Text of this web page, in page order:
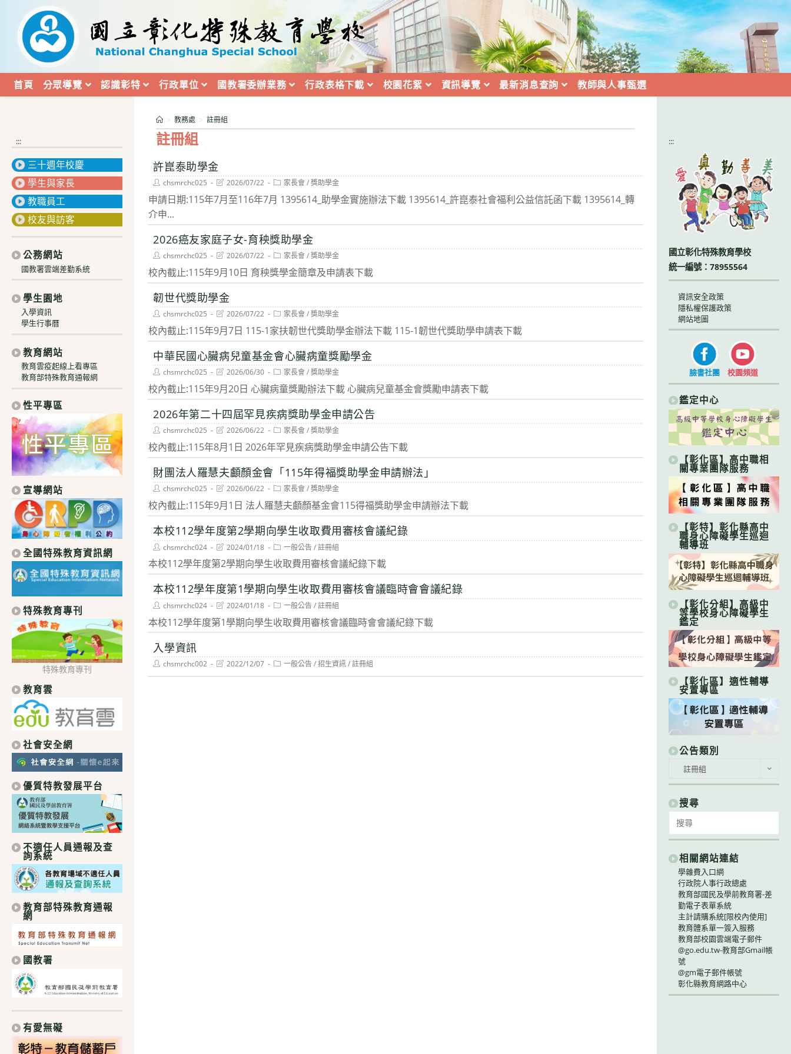
內
首頁 分眾導覽 認識彰特 行政單位 國教署委辦業務 行政表格下載 校園花絮 資訊導覽 最新消息查詢 教師與人事甄選
註冊組
> 教務處 > 註冊組
許崑泰助學金
Postchsmrchc025
Post
modified:
2026/07/22
Post家長會 / 獎助學金
申請日期:115年7月至116年7月 1395614_助學金實施辦法下載 1395614_許崑泰社會福利公益信託函下載 1395614_轉
介申...
2026癌友家庭子女-育秧獎助學金
Postchsmrchc025
Post
modified:
2026/07/22
Post家長會 / 獎助學金
校內截止:115年9月10日 育秧獎學金簡章及申請表下載
韌世代獎助學金
Postchsmrchc025
Post
modified:
2026/07/22
Post家長會 / 獎助學金
校內截止:115年9月7日 115-1家扶韌世代獎助學金辦法下載 115-1韌世代獎助學申請表下載
中華民國心臟病兒童基金會心臟病童獎勵學金
Postchsmrchc025
Post
modified:
2026/06/30
Post家長會 / 獎助學金
校內截止:115年9月20日 心臟病童獎勵辦法下載 心臟病兒童基金會獎勵申請表下載
2026年第二十四屆罕見疾病獎助學金申請公告
Postchsmrchc025
Post
modified:
2026/06/22
Post家長會 / 獎助學金
校內截止:115年8月1日 2026年罕見疾病獎助學金申請公告下載
財團法人羅慧夫顱顏金會「115年得福獎助學金申請辦法」
Postchsmrchc025
Post
modified:
2026/06/22
Post家長會 / 獎助學金
校內截止:115年9月1日 法人羅慧夫顱顏基金會115得福獎助學金申請辦法下載
本校112學年度第2學期向學生收取費用審核會議紀錄
Postchsmrchc024
Post
modified:
2024/01/18
Post一般公告 / 註冊組
本校112學年度第2學期向學生收取費用審核會議紀錄下載
本校112學年度第1學期向學生收取費用審核會議臨時會會議紀錄
Postchsmrchc024
Post
modified:
2024/01/18
Post一般公告 / 註冊組
本校112學年度第1學期向學生收取費用審核會議臨時會會議紀錄下載
入學資訊
Postchsmrchc002
Post2022/12/07
Post一般公告 / 招生資訊 / 註冊組
:::
三十週年校慶
學生與家長
教職員工
校友與訪客
公務網站
國教署雲端差勤系統
學生園地
入學資訊
學生行事曆
教育網站
教育雲疫起線上看專區
教育部特殊教育通報網
性平專區
宣導網站
全國特殊教育資訊網
特殊教育專刊
特殊教育專刊
教育雲
社會安全網
優質特教發展平台
不適任人員通報及查
詢系統
教育部特殊教育通報
網
國教署
有愛無礙
:::
國立彰化特殊教育學校
統一編號：78955564
資訊安全政策
隱私權保護政策
網站地圖
臉書社團 校園頻道
鑑定中心
【彰化區】高中職相
關專業團隊服務
【彰特】彰化縣高中
職身心障礙學生巡迴
輔導班
【彰化分組】高級中
等學校身心障礙學生
鑑定
【彰化區】適性輔導
安置專區
公告類別
類
別
註冊組
搜尋
for:
相關網站連結
學雜費入口網
行政院人事行政總處
教育部國民及學前教育署-差
勤電子表單系統
主計請購系統[限校內使用]
教育體系單一簽入服務
教育部校園雲端電子郵件
@go.edu.tw-教育部Gmail帳
號
@gm電子郵件帳號
彰化縣教育網路中心